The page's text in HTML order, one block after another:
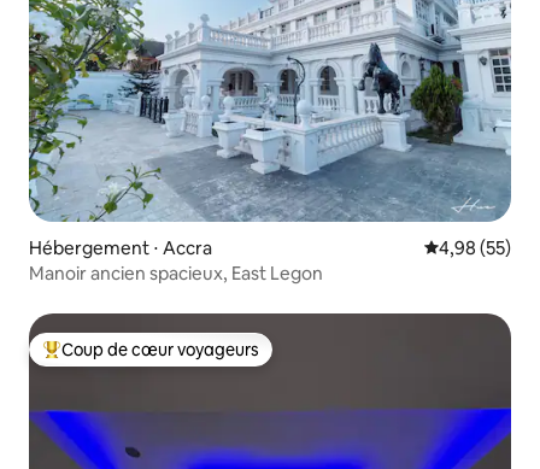
Hébergement ⋅ Accra Évaluation
4,98 (55)
Manoir ancien spacieux, East Legon
Coups de cœur voyageurs les plus appréciés
Coup de cœur voyageurs